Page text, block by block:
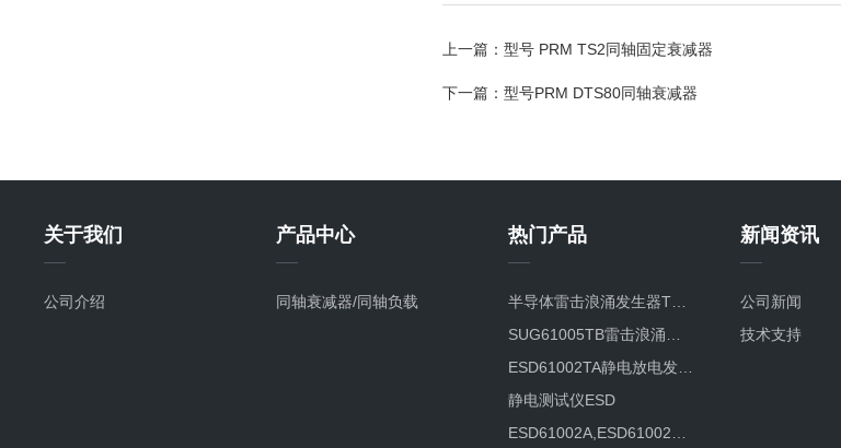
上一篇： 型号 PRM TS2同轴固定衰减器
下一篇： 型号PRM DTS80同轴衰减器
关于我们
公司介绍
产品中心
同轴衰减器/同轴负载
热门产品
半导体雷击浪涌发生器TVS8/20TC
ESD61002TA静电放电发生器
静电测试仪ESD
新闻资讯
公司新闻
技术支持